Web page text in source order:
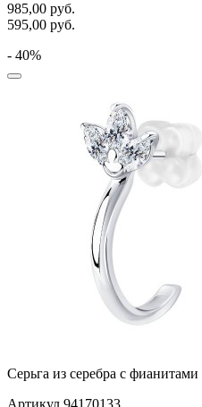
985,00 руб.
595,00 руб.
- 40%
Серьга из серебра с фианитами